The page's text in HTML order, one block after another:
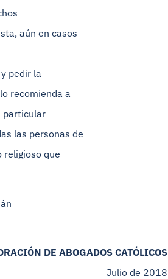
aún en casos
pedir la
recomienda a
particular
las personas de
religioso que
DE ABOGADOS CATÓLICOS
Julio de 2018